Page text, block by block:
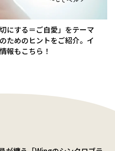
にする＝ご自愛」をテーマ
ためのヒントをご紹介。イ
報もこちら！